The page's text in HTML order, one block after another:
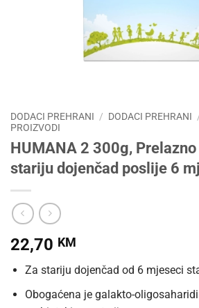
DODACI PREHRANI / DODACI PREHRANI
PROIZVODI
HUMANA 2 300g,
stariju dojenčad poslije 6
22,70 KM
Za stariju dojenčad od 6 mjeseci
Obogaćena je galakto-